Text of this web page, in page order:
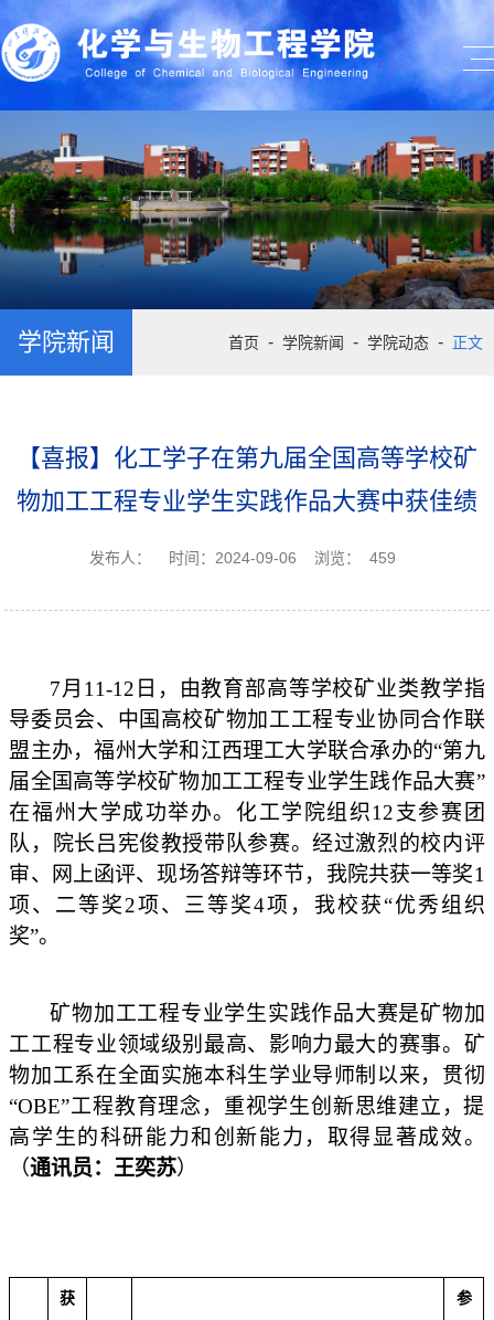
学院新闻 首页 - 学院新闻 - 学院动态 - 正文
【喜报】化工学子在第九届全国高等学校矿
物加工工程专业学生实践作品大赛中获佳绩
发布人： 时间：2024-09-06 浏览： 459
7月11-12日，由教育部高等学校矿业类教学指
导委员会、中国高校矿物加工工程专业协同合作联
盟主办，福州大学和江西理工大学联合承办的“第九
届全国高等学校矿物加工工程专业学生践作品大赛”
在福州大学成功举办。 化工学院组织12支参赛团
队，
院长吕宪俊教授带队参赛。经过激烈的校内评
审、网上函评、现场答辩等环节，我院共获一等奖1
项、二等奖2项、三等奖4项， 我校获“优秀组织
奖”。
矿物加工工程专业学生实践作品大赛是矿物加
工工程专业领域级别最高、影响力最大的赛事。矿
物加工系在全面实施本科生学业导师制以来，贯彻
“OBE”工程教育理念，重视学生创新思维建立，提
高学生的科研能力和创新能力，取得显著成效。
（通讯员：王奕苏）
获
参